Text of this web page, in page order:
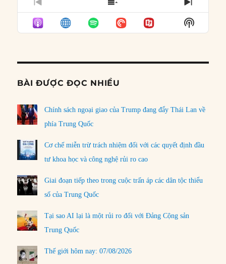
PREVIOUS
EPISODE
SHOW
EPISODES
LIST
NEXT
Show
Podcast
BÀI ĐƯỢC ĐỌC NHIỀU
Chính sách ngoại giao của Trump đang đẩy Thái Lan về
phía Trung Quốc
Cơ chế miễn trừ trách nhiệm đối với các quyết định đầu
tư khoa học và công nghệ rủi ro cao
Giai đoạn tiếp theo trong cuộc trấn áp các dân tộc thiểu
số của Trung Quốc
Tại sao AI lại là một rủi ro đối với Đảng Cộng sản
Trung Quốc
Thế giới hôm nay: 07/08/2026